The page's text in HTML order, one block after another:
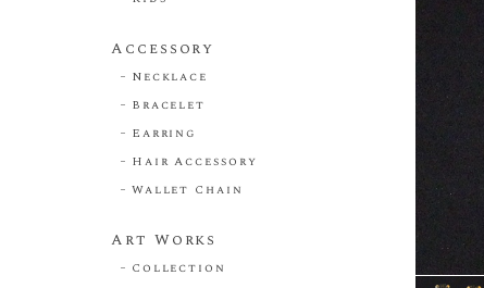
Accessory
Necklace
Bracelet
Earring
Hair Accessory
Wallet Chain
Art Works
Collection